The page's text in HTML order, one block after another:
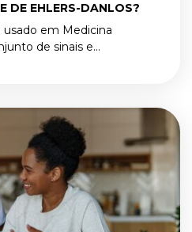
DE EHLERS-DANLOS?
usado em Medicina
de sinais e...